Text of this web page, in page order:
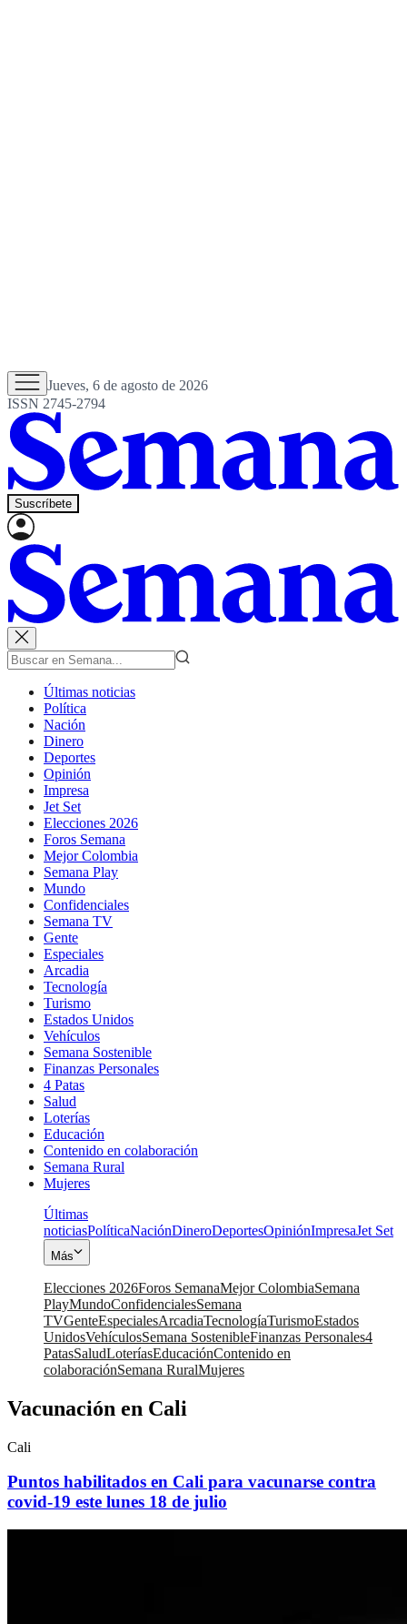
Jueves, 6 de agosto de 2026
ISSN 2745-2794
Suscríbete
Últimas noticias
Política
Nación
Dinero
Deportes
Opinión
Impresa
Jet Set
Elecciones 2026
Foros Semana
Mejor Colombia
Semana Play
Mundo
Confidenciales
Semana TV
Gente
Especiales
Arcadia
Tecnología
Turismo
Estados Unidos
Vehículos
Semana Sostenible
Finanzas Personales
4 Patas
Salud
Loterías
Educación
Contenido en colaboración
Semana Rural
Mujeres
Últimas
noticiasPolíticaNaciónDineroDeportesOpiniónImpresaJet Set
Más
Elecciones 2026Foros SemanaMejor ColombiaSemana
PlayMundoConfidencialesSemana
TVGenteEspecialesArcadiaTecnologíaTurismoEstados
UnidosVehículosSemana SostenibleFinanzas Personales4
PatasSaludLoteríasEducaciónContenido en
colaboraciónSemana RuralMujeres
Vacunación en Cali
Cali
Puntos habilitados en Cali para vacunarse contra
covid-19 este lunes 18 de julio